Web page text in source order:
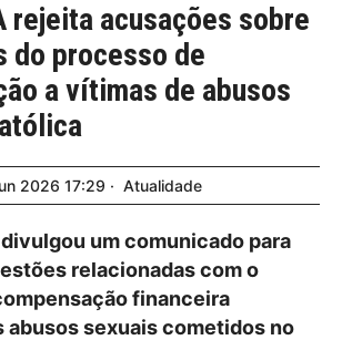
rejeita acusações sobre
do processo de
a vítimas de abusos
2026 17:29 Atualidade
divulgou um comunicado para
relacionadas com o
financeira
abusos sexuais cometidos no